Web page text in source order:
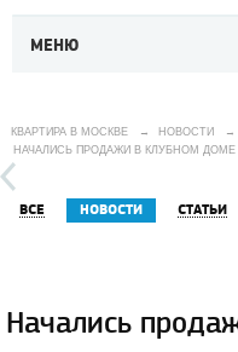
МЕНЮ
КВАРТИРА В МОСКВЕ → НОВОСТИ →
НАЧАЛИСЬ ПРОДАЖИ В КЛУБНОМ
ВСЕ НОВОСТИ СТАТЬИ
Начались